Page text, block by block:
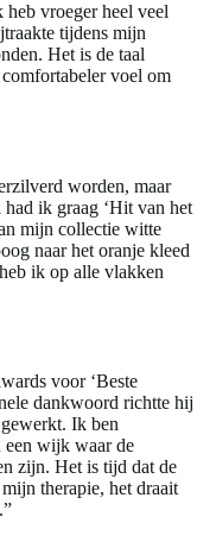
heb vroeger heel veel
tijdens mijn
Het is de taal
voel om
worden, maar
ik graag ‘Hit van het
mijn collectie witte
naar het oranje kleed
ik op alle vlakken
voor ‘Beste
dankwoord richtte hij
Ik ben
een wijk waar de
zijn. Het is tijd dat de
therapie, het draait